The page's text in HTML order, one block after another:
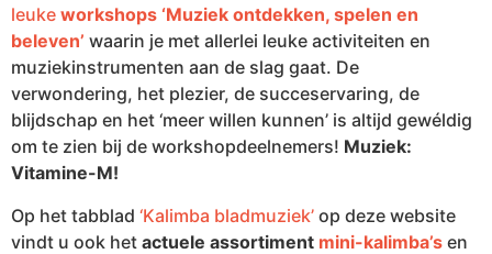
leuke workshops ‘Muziek ontdekken, spelen en
beleven’ waarin je met allerlei leuke activiteiten en
muziekinstrumenten aan de slag gaat. De
verwondering, het plezier, de succeservaring, de
blijdschap en het ‘meer willen kunnen’ is altijd gewéldig
om te zien bij de workshopdeelnemers! Muziek:
Vitamine-M!
Op het tabblad ‘Kalimba bladmuziek’ op deze website
vindt u ook het actuele assortiment mini-kalimba’s en